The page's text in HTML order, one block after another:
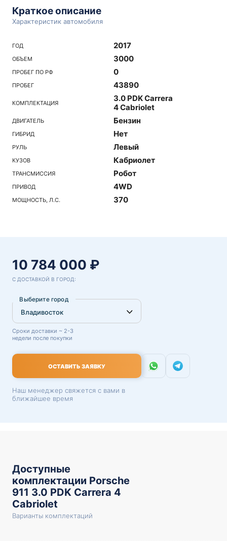
Краткое описание
Характеристик автомобиля
ГОД 2017
ОБЪЕМ 3000
ПРОБЕГ ПО РФ 0
ПРОБЕГ 43890
КОМПЛЕКТАЦИЯ
3.0 PDK Carrera
4 Cabriolet
ДВИГАТЕЛЬ Бензин
ГИБРИД Нет
РУЛЬ Левый
КУЗОВ Кабриолет
ТРАНСМИССИЯ Робот
ПРИВОД 4WD
МОЩНОСТЬ, Л.С. 370
10 784 000 ₽
С ДОСТАВКОЙ В ГОРОД:
Выберите город
Сроки доставки ~ 2-3
недели после покупки
ОСТАВИТЬ ЗАЯВКУ
Наш менеджер свяжется с вами в
ближайшее время
Доступные
комплектации Porsche
911 3.0 PDK Carrera 4
Cabriolet
Варианты комплектаций